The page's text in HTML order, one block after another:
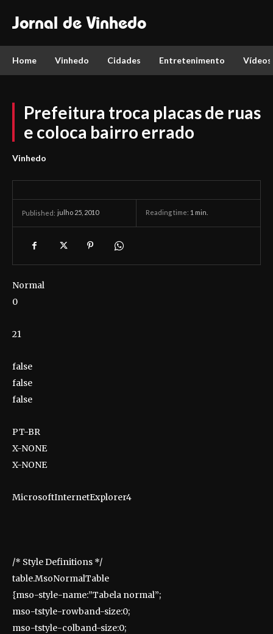
Jornal de Vinhedo
Home Vinhedo Cidades Entretenimento Vídeos
Prefeitura troca placas de ruas
e coloca bairro errado
Vinhedo
Published: julho 25, 2010 Reading time: 1 min.
Normal
0
21
false
false
false
PT-BR
X-NONE
X-NONE
MicrosoftInternetExplorer4
/* Style Definitions */
table.MsoNormalTable
{mso-style-name:”Tabela normal”;
mso-tstyle-rowband-size:0;
mso-tstyle-colband-size:0;